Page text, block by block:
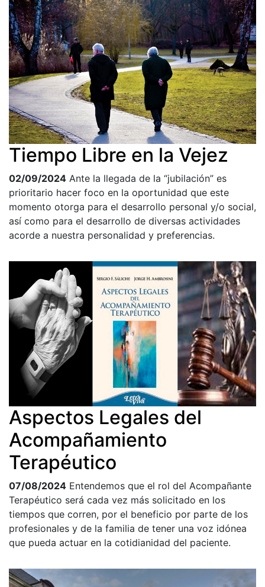
Tiempo Libre en la Vejez
02/09/2024 Ante la llegada de la “jubilación” es
prioritario hacer foco en la oportunidad que este
momento otorga para el desarrollo personal y/o social,
así como para el desarrollo de diversas actividades
acorde a nuestra personalidad y preferencias.
Aspectos Legales del
Acompañamiento
Terapéutico
07/08/2024 Entendemos que el rol del Acompañante
Terapéutico será cada vez más solicitado en los
tiempos que corren, por el beneficio por parte de los
profesionales y de la familia de tener una voz idónea
que pueda actuar en la cotidianidad del paciente.